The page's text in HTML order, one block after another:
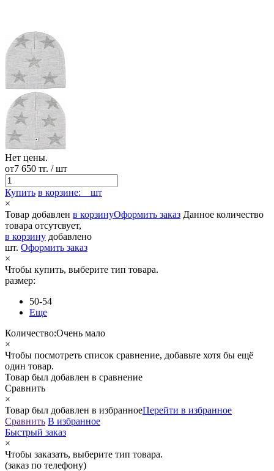
Нет цены.
от7 650 тг. / шт
Купить в корзине:
шт
×
Товар добавлен в корзинуОформить заказ Данное количество
товара отсутсвует,
в корзину добавлено
шт. Оформить заказ
×
Чтобы купить, выберите тип товара.
размер:
50-54
Еще
Количество:Очень мало
×
Чтобы посмотреть список сравнение, добавьте хотя бы ещё
один товар.
Товар был добавлен в сравнение
Сравнить
×
Товар был добавлен в избранноеПерейти в избранное
Сравнить В избранное
Быстрый заказ
×
Чтобы заказать, выберите тип товара.
(заказ по телефону)